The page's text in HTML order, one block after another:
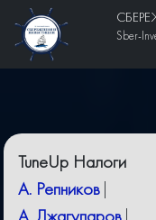
Sber-
TuneUp Налоги
А. Репников|